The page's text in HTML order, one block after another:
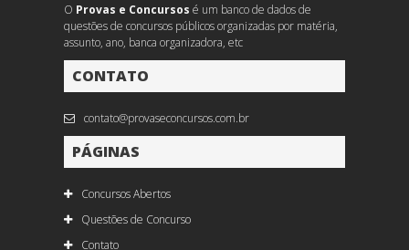
O Provas e Concursos é um banco de dados de
questões de concursos públicos organizadas por matéria,
assunto, ano, banca organizadora, etc
CONTATO
contato@provaseconcursos.com.br
PÁGINAS
Concursos Abertos
Questões de Concurso
Contato